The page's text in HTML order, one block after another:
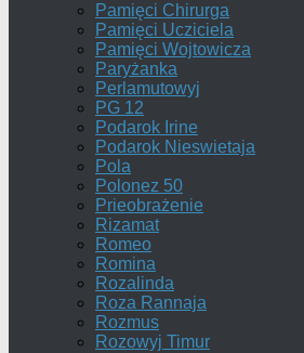
Pamięci Chirurga
Pamięci Ucziciela
Pamięci Wojtowicza
Paryżanka
Perlamutowyj
PG 12
Podarok Irine
Podarok Nieswietaja
Pola
Polonez 50
Prieobrażenie
Rizamat
Romeo
Romina
Rozalinda
Roza Rannaja
Rozmus
Rozowyj Timur